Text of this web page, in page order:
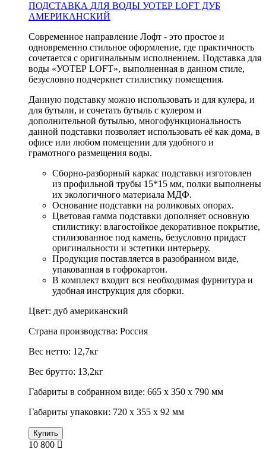
ПОДСТАВКА ДЛЯ ВОДЫ УОТЕР LOFT ДУБ
АМЕРИКАНСКИЙ
Современное направление Лофт - это простое и
одновременно стильное оформление, где практичность
сочетается с оригинальным исполнением. Подставка для
воды «УОТЕР LOFT», выполненная в данном стиле,
безусловно подчеркнет стилистику помещения.
Данную подставку можно использовать и для кулера, и
для бутыли, и сочетать бутыль с кулером и
дополнительной бутылью, многофункциональность
данной подставки позволяет использовать её как дома, в
офисе или любом помещении для удобного и
грамотного размещения воды.
Сборно-разборный каркас подставки изготовлен
из профильной трубы 15*15 мм, полки выполнены
их экологичного материала МДФ.
Основание подставки на роликовых опорах.
Цветовая гамма подставки дополняет основную
стилистику: влагостойкое декоративное покрытие,
стилизованное под камень, безусловно придаст
оригинальности и эстетики интерьеру.
Продукция поставляется в разобранном виде,
упакованная в гофрокартон.
В комплект входит вся необходимая фурнитура и
удобная инструкция для сборки.
Цвет: дуб американский
Страна производства: Россия
Вес нетто: 12,7кг
Вес брутто: 13,2кг
Габариты в собранном виде: 665 х 350 х 790 мм
Габариты упаковки: 720 х 355 х 92 мм
Купить
10 800